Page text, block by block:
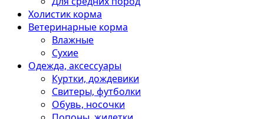
Холистик корма
Ветеринарные корма
Влажные
Сухие
Одежда, аксессуары
Куртки, дождевики
Свитеры, футболки
Обувь, носочки